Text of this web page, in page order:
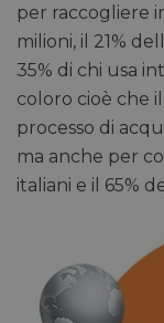
per raccogliere
milioni, il 21%
35% di chi usa
coloro cioè che
processo di
ma anche per
italiani e il 65%